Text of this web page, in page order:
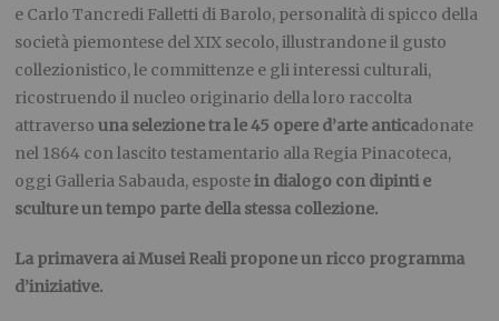
e Carlo Tancredi Falletti di Barolo, personalità di spicco della
società piemontese del XIX secolo, illustrandone il gusto
collezionistico, le committenze e gli interessi culturali,
ricostruendo il nucleo originario della loro raccolta
attraversouna selezione tra le45 opere d’arte anticadonate
nel 1864 con lascito testamentario alla Regia Pinacoteca,
oggi Galleria Sabauda, espostein dialogo con dipinti e
sculture un tempo parte della stessa collezione.
La primavera ai Musei Reali propone un ricco programma
d’iniziative.